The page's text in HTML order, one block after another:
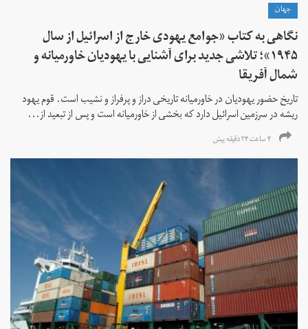
جهان
نگاهی به کتاب «جوامع یهودی خارج از اسرائیل از سال
۱۹۴۵»؛ تلاشی جدید برای آشنایی با یهودیان خاورمیانه و
شمال آفریقا
تاریخ حضور یهودیان در خاورمیانه تاریخی دراز و پرفراز و نشیب است. قوم یهود
ریشه در سرزمین اسرائیل دارد که بخشی از خاورمیانه است و پس از تبعید از...
۴ ساعت ۲۴ دقیقه پیش